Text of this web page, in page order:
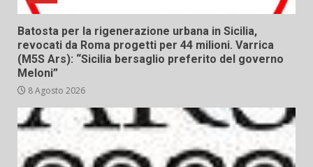
Batosta per la rigenerazione urbana in Sicilia,
revocati da Roma progetti per 44 milioni. Varrica
(M5S Ars): “Sicilia bersaglio preferito del governo
Meloni”
8 Agosto 2026